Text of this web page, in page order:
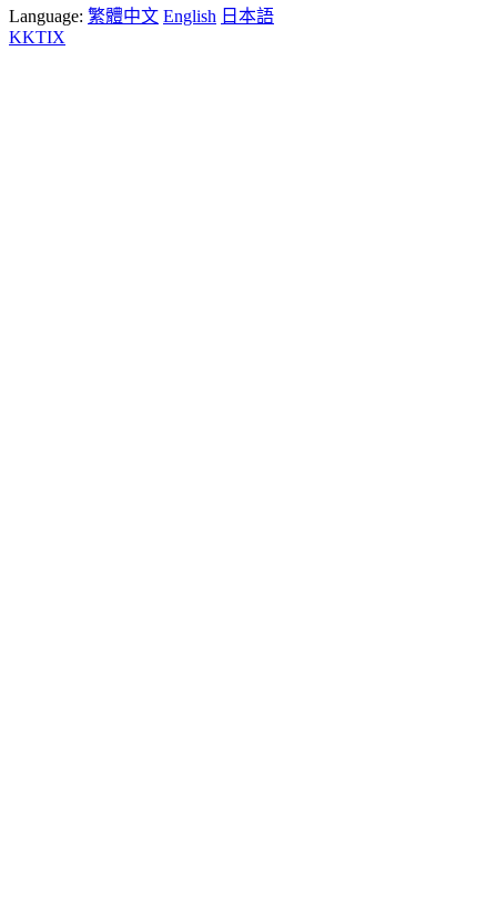
Language: 繁體中文 English 日本語
KKTIX